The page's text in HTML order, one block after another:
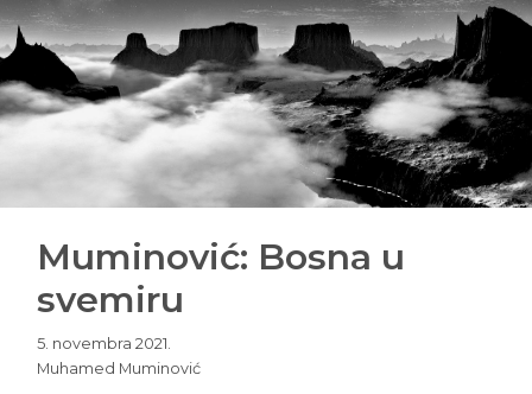
Muminović: Bosna u
svemiru
5. novembra 2021.
Muhamed Muminović